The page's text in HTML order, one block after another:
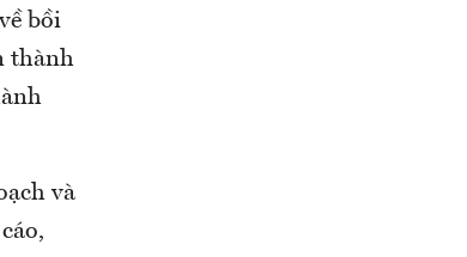
bồi
thành
và